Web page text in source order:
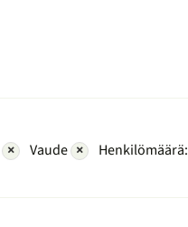
× Vaude × Henkilömäärä: